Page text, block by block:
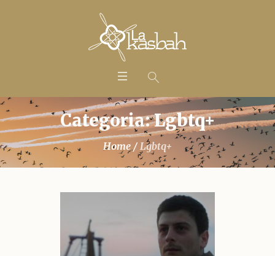
Categoria: Lgbtq+
Home /Lgbtq+